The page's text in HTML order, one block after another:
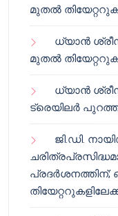
മുതൽ
ധ്യാൻ
മുതൽ
ധ്യാൻ
ട്രെയിലർ
ജി.ഡി.
പ്രദർശനത്തിന്;